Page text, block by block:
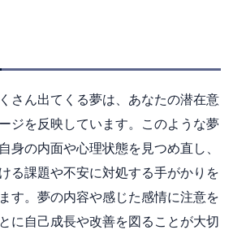
さん出てくる夢は、あなたの潜在意
ジを反映しています。このような夢
身の内面や心理状態を見つめ直し、
る課題や不安に対処する手がかりを
す。夢の内容や感じた感情に注意を
に自己成長や改善を図ることが大切